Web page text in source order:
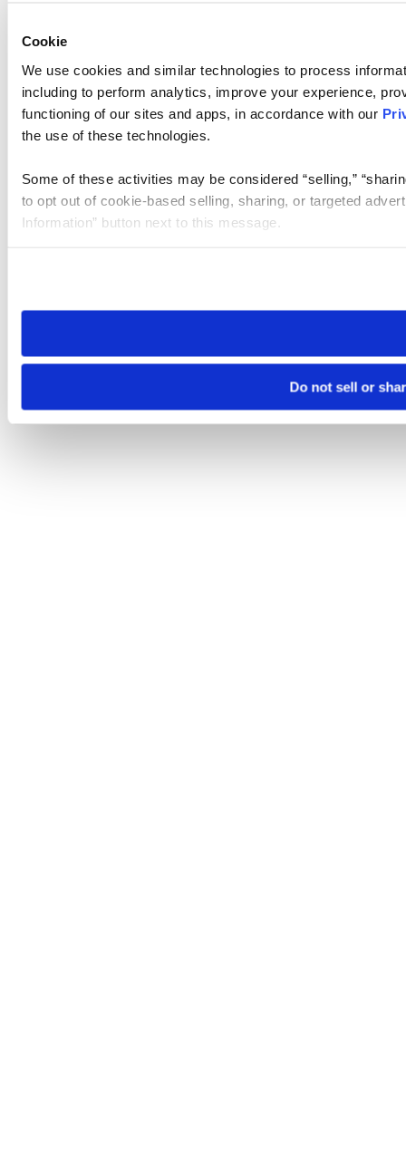
Cookie
We use cookies and similar technologies to process
including to perform analytics, improve your experience,
functioning of our sites and apps, in accordance with our
the use of these technologies.
Some of these activities may be considered “selling,”
to opt out of cookie-based selling, sharing, or targeted
Information” button next to this message.
need to be set again.
Do not sell or